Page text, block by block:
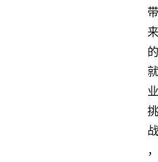
带
来
的
就
业
挑
战
，